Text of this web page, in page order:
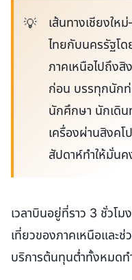
เส้นทางเชียงให
ไทยกับนครรัฐโด
ภาคเหนือไปถึงสิ
ก่อน บรรทุกนักท่
นักศึกษา นักเดิน
เครื่องผ่านสิงคโ
สัปดาห์ทำให้มั่นค
เวลาบินอยู่ที่ราว 3 ชั่วโ
เที่ยวของภาคเหนือและ
บริการต้นทุนต่ำทั้งหมดท